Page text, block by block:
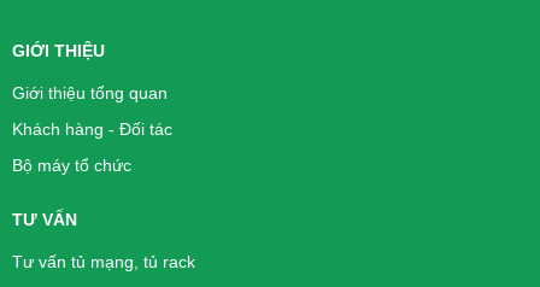
GIỚI THIỆU
Giới thiệu tổng quan
Khách hàng - Đối tác
Bộ máy tổ chức
TƯ VẤN
Tư vấn tủ mạng, tủ rack